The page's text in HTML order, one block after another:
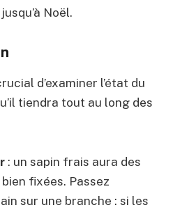
Noël.
d’examiner l’état du
tiendra tout au long des
: un sapin frais aura des
fixées. Passez
sur une branche : si les